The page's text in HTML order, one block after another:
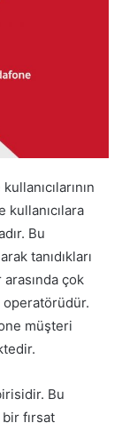
kullanıcılara
Bu
tanıdıkları
çok
müşteri
Bu
fırsat